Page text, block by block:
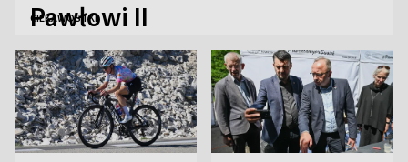
Pawłowi II
CIEKAWOSTKI